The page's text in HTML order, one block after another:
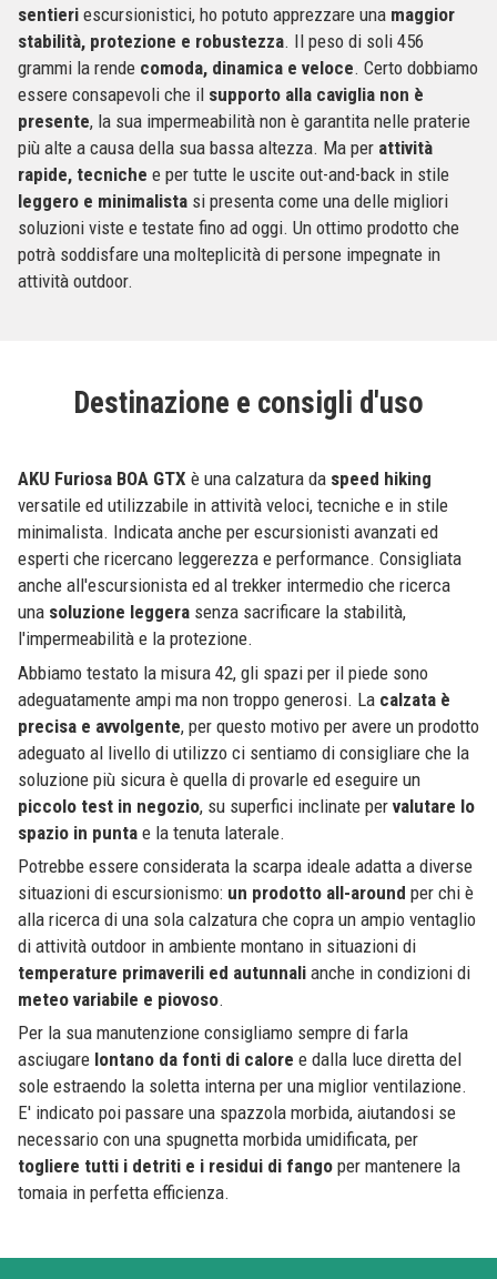
sentieri escursionistici, ho potuto apprezzare una maggior
stabilità, protezione e robustezza. Il peso di soli 456
grammi la rende comoda, dinamica e veloce. Certo dobbiamo
essere consapevoli che il supporto alla caviglia non è
presente, la sua impermeabilità non è garantita nelle praterie
più alte a causa della sua bassa altezza. Ma per attività
rapide, tecniche e per tutte le uscite out-and-back in stile
leggero e minimalista si presenta come una delle migliori
soluzioni viste e testate fino ad oggi. Un ottimo prodotto che
potrà soddisfare una molteplicità di persone impegnate in
attività outdoor.
Destinazione e consigli d'uso
AKU Furiosa BOA GTX è una calzatura da speed hiking
versatile ed utilizzabile in attività veloci, tecniche e in stile
minimalista. Indicata anche per escursionisti avanzati ed
esperti che ricercano leggerezza e performance. Consigliata
anche all'escursionista ed al trekker intermedio che ricerca
una soluzione leggera senza sacrificare la stabilità,
l'impermeabilità e la protezione.
Abbiamo testato la misura 42, gli spazi per il piede sono
adeguatamente ampi ma non troppo generosi. La calzata è
precisa e avvolgente, per questo motivo per avere un prodotto
adeguato al livello di utilizzo ci sentiamo di consigliare che la
soluzione più sicura è quella di provarle ed eseguire un
piccolo test in negozio, su superfici inclinate per valutare lo
spazio in punta e la tenuta laterale.
Potrebbe essere considerata la scarpa ideale adatta a diverse
situazioni di escursionismo: un prodotto all-around per chi è
alla ricerca di una sola calzatura che copra un ampio ventaglio
di attività outdoor in ambiente montano in situazioni di
temperature primaverili ed autunnali anche in condizioni di
meteo variabile e piovoso.
Per la sua manutenzione consigliamo sempre di farla
asciugare lontano da fonti di calore e dalla luce diretta del
sole estraendo la soletta interna per una miglior ventilazione.
E' indicato poi passare una spazzola morbida, aiutandosi se
necessario con una spugnetta morbida umidificata, per
togliere tutti i detriti e i residui di fango per mantenere la
tomaia in perfetta efficienza.